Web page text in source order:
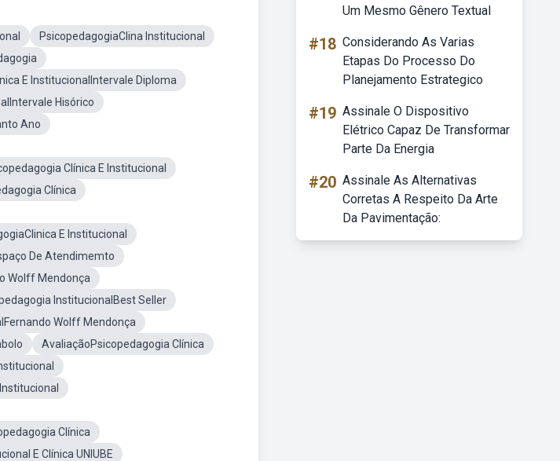
PsicopedagogiaClina Institucional
E InstitucionalIntervale Diploma
Hisórico
Ano
Clínica E Institucional
Clínica
E Institucional
De Atendimemto
Wolff Mendonça
InstitucionalBest Seller
Wolff Mendonça
AvaliaçãoPsicopedagogia Clínica
Clínica
E Clínica UNIUBE
Um Mesmo Gênero Textual
#18 Considerando As Varias
Etapas Do Processo Do
Planejamento Estrategico
#19 Assinale O Dispositivo
Elétrico Capaz De Transformar
Parte Da Energia
#20 Assinale As Alternativas
Corretas A Respeito Da Arte
Da Pavimentação: